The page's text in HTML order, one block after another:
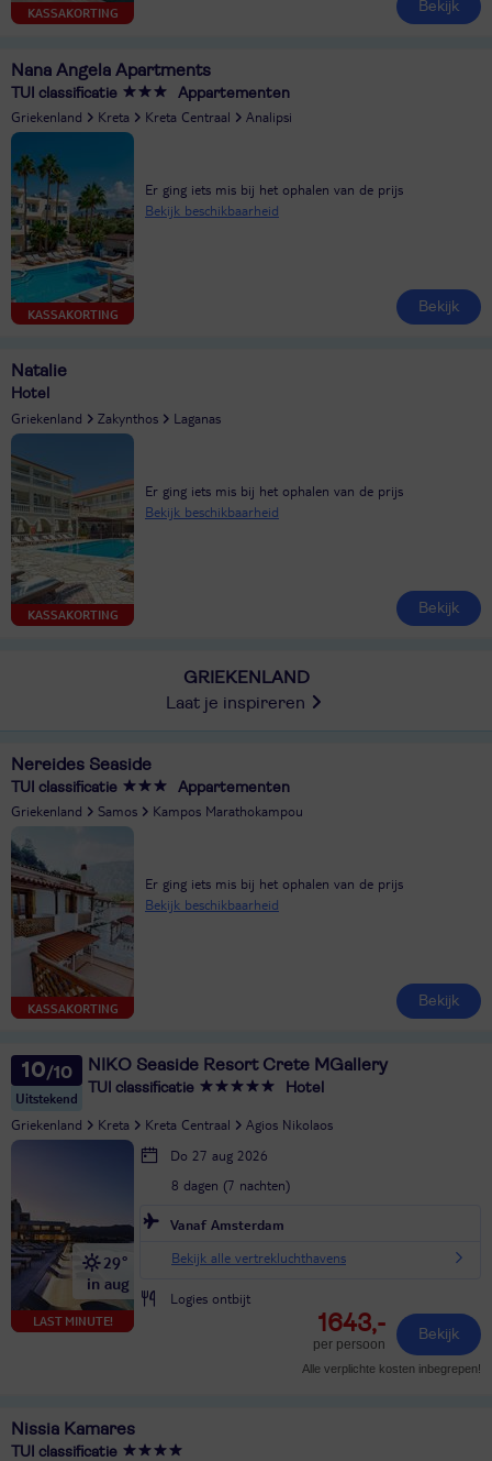
KASSAKORTING Bekijk
Nana Angela Apartments
TUI classificatie Appartementen
Griekenland Kreta Kreta Centraal Analipsi
KASSAKORTING
Er ging iets mis bij het ophalen van de prijs
Bekijk beschikbaarheid
Bekijk
Natalie
Hotel
Griekenland Zakynthos Laganas
KASSAKORTING
Er ging iets mis bij het ophalen van de prijs
Bekijk beschikbaarheid
Bekijk
GRIEKENLAND
Laat je inspireren
Nereides Seaside
TUI classificatie Appartementen
Griekenland Samos Kampos Marathokampou
KASSAKORTING
Er ging iets mis bij het ophalen van de prijs
Bekijk beschikbaarheid
Bekijk
10
Uitstekend
NIKO Seaside Resort Crete MGallery
TUI classificatie Hotel
Griekenland Kreta Kreta Centraal Agios Nikolaos
LAST MINUTE!
29°
in aug
Do 27 aug 2026
8 dagen (7 nachten)
Vanaf Amsterdam
Bekijk alle vertrekluchthavens
Logies ontbijt
1643,-
per persoon
Bekijk
Alle verplichte kosten inbegrepen!
Nissia Kamares
TUI classificatie